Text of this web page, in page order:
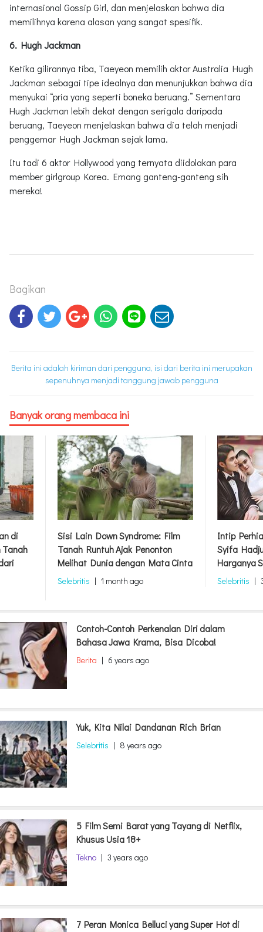
internasional Gossip Girl, dan menjelaskan bahwa dia
memilihnya karena alasan yang sangat spesifik.
6. Hugh Jackman
Ketika gilirannya tiba, Taeyeon memilih aktor Australia Hugh
Jackman sebagai tipe idealnya dan menunjukkan bahwa dia
menyukai “pria yang seperti boneka beruang.” Sementara
Hugh Jackman lebih dekat dengan serigala daripada
beruang, Taeyeon menjelaskan bahwa dia telah menjadi
penggemar Hugh Jackman sejak lama.
Itu tadi 6 aktor Hollywood yang ternyata diidolakan para
member girlgroup Korea. Emang ganteng-ganteng sih
mereka!
Bagikan
Berita ini adalah kiriman dari pengguna, isi dari berita ini merupakan
sepenuhnya menjadi tanggung jawab pengguna
Banyak orang membaca ini
di
Tanah
Sisi Lain Down Syndrome: Film
Tanah Runtuh Ajak Penonton
Melihat Dunia dengan Mata Cinta
Selebritis | 1 month ago
Intip
Syifa
Harganya
Selebritis |
Contoh-Contoh Perkenalan Diri dalam
Bahasa Jawa Krama, Bisa Dicoba!
Berita | 6 years ago
Yuk, Kita Nilai Dandanan Rich Brian
Selebritis | 8 years ago
5 Film Semi Barat yang Tayang di Netflix,
Khusus Usia 18+
Tekno | 3 years ago
7 Peran Monica Belluci yang Super Hot di